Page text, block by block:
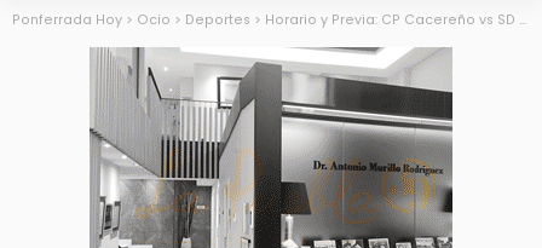
Ponferrada Hoy > Ocio > Deportes > Horario y Previa: CP Cacereño vs SD Ponferradina – Jornada 28 de Primera Federación